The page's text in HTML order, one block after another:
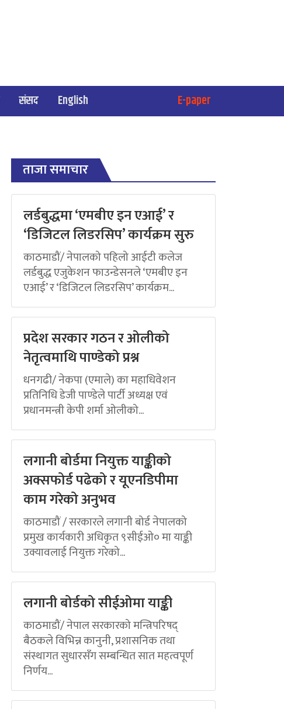
संसद English E-paper
ताजा समाचार
लर्डबुद्धमा ‘एमबीए इन एआई’ र
‘डिजिटल लिडरसिप’ कार्यक्रम सुरु
काठमाडौं/ नेपालको पहिलो आईटी कलेज
लर्डबुद्ध एजुकेशन फाउन्डेसनले ‘एमबीए इन
एआई’ र ‘डिजिटल लिडरसिप’ कार्यक्रम...
प्रदेश सरकार गठन र ओलीको
नेतृत्वमाथि पाण्डेको प्रश्न
धनगढी/ नेकपा (एमाले) का महाधिवेशन
प्रतिनिधि डेजी पाण्डेले पार्टी अध्यक्ष एवं
प्रधानमन्त्री केपी शर्मा ओलीको...
लगानी बोर्डमा नियुक्त याङ्कीको
अक्सफोर्ड पढेको र यूएनडिपीमा
काम गरेको अनुभव
काठमाडौं / सरकारले लगानी बोर्ड नेपालको
प्रमुख कार्यकारी अधिकृत ९सीईओ० मा याङ्की
उक्यावलाई नियुक्त गरेको...
लगानी बोर्डको सीईओमा याङ्की
काठमाडौं/ नेपाल सरकारको मन्त्रिपरिषद्
बैठकले विभिन्न कानुनी, प्रशासनिक तथा
संस्थागत सुधारसँग सम्बन्धित सात महत्वपूर्ण
निर्णय...